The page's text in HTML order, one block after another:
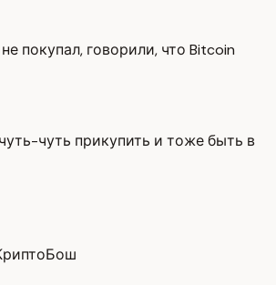
покупал, говорили, что Bitcoin
чуть прикупить и тоже быть в